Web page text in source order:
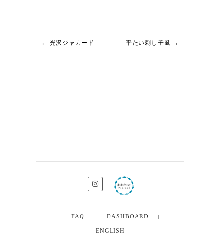
← 光沢ジャカード 平たい刺し子風 →
FAQ DASHBOARD
ENGLISH